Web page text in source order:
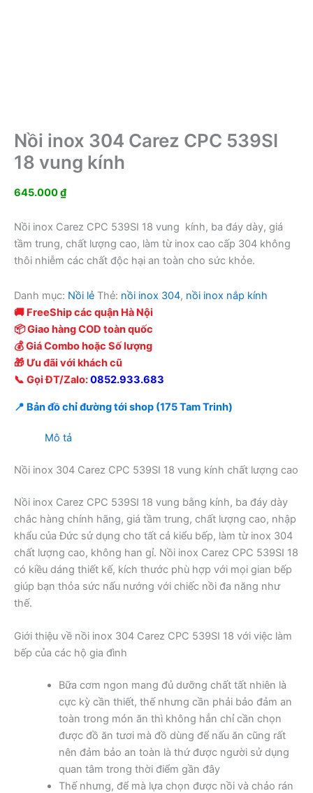
Nồi inox 304 Carez CPC 539SI
18 vung kính
645.000₫
Nồi inox Carez CPC 539SI 18 vung kính, ba đáy dày, giá
tầm trung, chất lượng cao, làm từ inox cao cấp 304 không
thôi nhiễm các chất độc hại an toàn cho sức khỏe.
Danh mục: Nồi lẻ Thẻ: nồi inox 304, nồi inox nắp kính
🚚 FreeShip các quận Hà Nội
📦 Giao hàng COD toàn quốc
💰 Giá Combo hoặc Số lượng
🎁 Ưu đãi với khách cũ
📞 Gọi ĐT/Zalo:0852.933.683
📍 Bản đồ chỉ đường tới shop (175 Tam Trinh)
Mô tả
Nồi inox 304 Carez CPC 539SI 18 vung kính chất lượng cao
Nồi inox Carez CPC 539SI 18 vung bằng kính, ba đáy dày
chắc hàng chính hãng, giá tầm trung, chất lượng cao, nhập
khẩu của Đức sử dụng cho tất cả kiểu bếp, làm từ inox 304
chất lượng cao, không han gỉ. Nồi inox Carez CPC 539SI 18
có kiều dáng thiết kế, kích thước phù hợp với mọi gian bếp
giúp bạn thỏa sức nấu nướng với chiếc nồi đa năng như
thế.
Giới thiệu về nồi inox 304 Carez CPC 539SI 18 với việc làm
bếp của các hộ gia đình
Bữa cơm ngon mang đủ dưỡng chất tất nhiên là
cực kỳ cần thiết, thế nhưng cần phải bảo đảm an
toàn trong món ăn thì không hẳn chỉ cần chọn
được đồ ăn tươi mà đồ dùng để nấu ăn cũng rất
nên đảm bảo an toàn là thứ được người sử dụng
quan tâm trong thời điểm gần đây
Thế nhưng, để mà lựa chọn được nồi và chảo rán